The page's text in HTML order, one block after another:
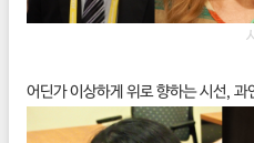
어딘가 이상하게 위로 향하는 시선,